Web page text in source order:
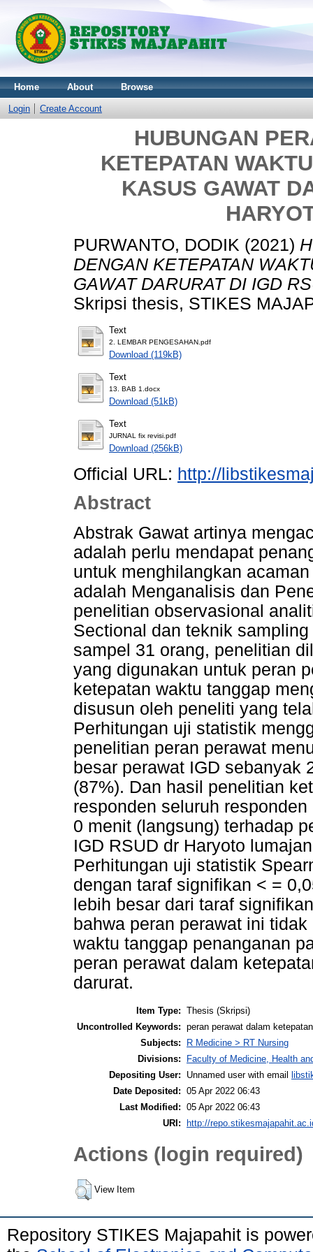
Home About Browse
Login Create Account
HUBUNGAN
KETEPATAN
KASUS GAWAT
PURWANTO, DODIK (2021)
DENGAN KETEPATAN
GAWAT DARURAT DI IGD
Skripsi thesis, STIKES
Text
2. LEMBAR PENGESAHAN.pdf
Download (119kB)
Text
13. BAB 1.docx
Download (51kB)
Text
JURNAL fix revisi.pdf
Download (256kB)
Official URL: http://
Abstract
Abstrak Gawat artinya
adalah perlu mendapat
untuk menghilangkan
adalah Menganalisis dan
penelitian observasional
Sectional dan teknik
sampel 31 orang, penelitian
yang digunakan untuk peran
ketepatan waktu tanggap
disusun oleh peneliti yang
Perhitungan uji statistik
penelitian peran perawat
besar perawat IGD sebanyak
(87%). Dan hasil penelitian
responden seluruh
0 menit (langsung) terhadap
IGD RSUD dr Haryoto
Perhitungan uji statistik
dengan taraf signifikan < =
lebih besar dari taraf
bahwa peran perawat ini
waktu tanggap penanganan
peran perawat dalam
darurat.
Item Type: Thesis (Skripsi)
Uncontrolled Keywords: peran perawat dalam
Subjects:
R Medicine > RT Nursing
Divisions:
Faculty of Medicine, Health
Depositing User:
Unnamed user with email
Date Deposited: 05 Apr 2022 06:43
Last Modified: 05 Apr 2022 06:43
URI:
http://
Actions (login required)
View Item
Repository STIKES Majapahit is